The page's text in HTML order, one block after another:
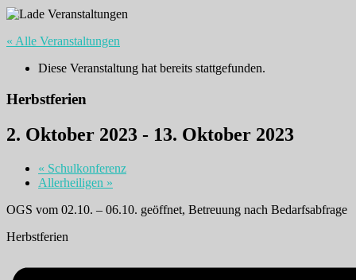
« Alle Veranstaltungen
Diese Veranstaltung hat bereits stattgefunden.
Herbstferien
2. Oktober 2023 - 13. Oktober 2023
« Schulkonferenz
Allerheiligen »
OGS vom 02.10. – 06.10. geöffnet, Betreuung nach Bedarfsabfrage
Herbstferien